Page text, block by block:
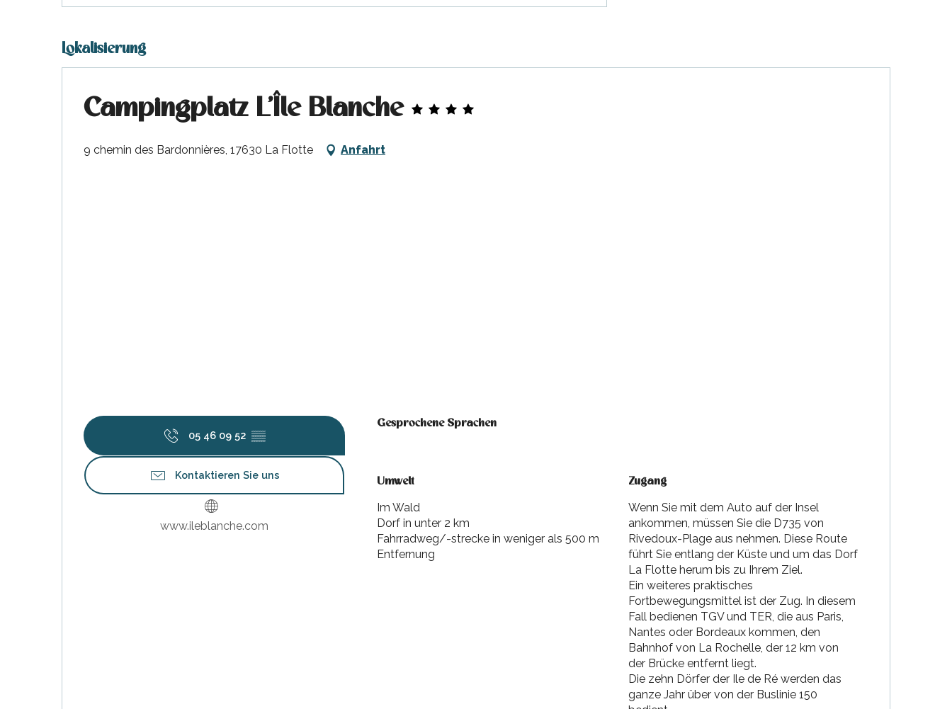
Lokalisierung
Campingplatz L'Île Blanche
9 chemin des Bardonnières, 17630 La Flotte Anfahrt
05 46 09 52▒▒
Kontaktieren Sie uns
www.ileblanche.com
Gesprochene Sprachen
Gesprochene Sprachen
Umwelt
Umwelt
Im Wald
Dorf in unter 2 km
Fahrradweg/-strecke in weniger als 500 m
Entfernung
Zugang
Zugang
Wenn Sie mit dem Auto auf der Insel
ankommen, müssen Sie die D735 von
Rivedoux-Plage aus nehmen. Diese Route
führt Sie entlang der Küste und um das Dorf
La Flotte herum bis zu Ihrem Ziel.
Ein weiteres praktisches
Fortbewegungsmittel ist der Zug. In diesem
Fall bedienen TGV und TER, die aus Paris,
Nantes oder Bordeaux kommen, den
Bahnhof von La Rochelle, der 12 km von
der Brücke entfernt liegt.
Die zehn Dörfer der Ile de Ré werden das
ganze Jahr über von der Buslinie 150